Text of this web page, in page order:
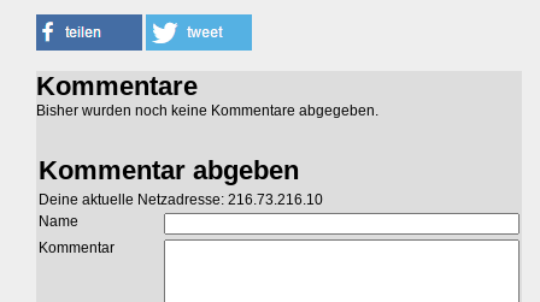
Kommentare
Bisher wurden noch keine Kommentare abgegeben.
Kommentar abgeben
Deine aktuelle Netzadresse: 216.73.216.10
Name
Kommentar